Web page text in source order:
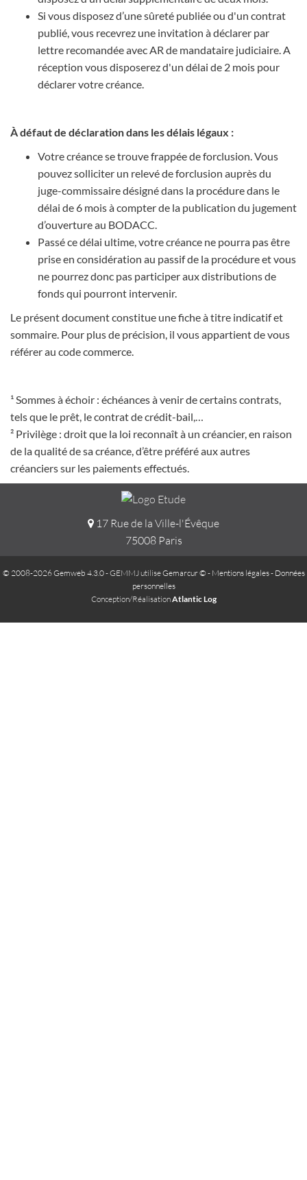
Si vous disposez d’une sûreté publiée ou d'un contrat
publié, vous recevrez une invitation à déclarer par
lettre recomandée avec AR de mandataire judiciaire. A
réception vous disposerez d'un délai de 2 mois pour
déclarer votre créance.
À défaut de déclaration dans les délais légaux :
Votre créance se trouve frappée de forclusion. Vous
pouvez solliciter un relevé de forclusion auprès du
juge-commissaire désigné dans la procédure dans le
délai de 6 mois à compter de la publication du jugement
d’ouverture au BODACC.
Passé ce délai ultime, votre créance ne pourra pas être
prise en considération au passif de la procédure et vous
ne pourrez donc pas participer aux distributions de
fonds qui pourront intervenir.
Le présent document constitue une fiche à titre indicatif et
sommaire. Pour plus de précision, il vous appartient de vous
référer au code commerce.
¹ Sommes à échoir : échéances à venir de certains contrats,
tels que le prêt, le contrat de crédit-bail,…
² Privilège : droit que la loi reconnaît à un créancier, en raison
de la qualité de sa créance, d’être préféré aux autres
créanciers sur les paiements effectués.
17 Rue de la Ville-l'Évêque
75008 Paris
© 2008-2026 Gemweb 4.3.0- GEMMJ utiliseGemarcur © - Mentions légales- Données
personnelles
Conception/RéalisationAtlantic Log